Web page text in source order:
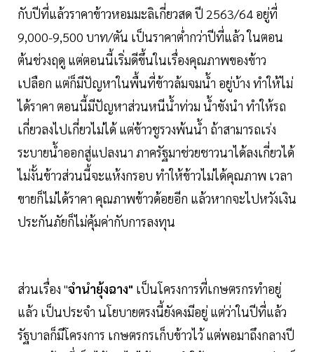
กับปีที่แล้วราคาข้าวหอมมะลิเกี่ยวสด ปี 2563/64 อยู่ที่
9,000-9,500 บาท/ตัน เป็นราคาต่ำกว่าปีที่แล้ว ในตอน
ต้นช่วงฤดู แต่ตอนนี้เริ่มดีขึ้นในเรื่องคุณภาพของข้าว
เปลือก แต่ก็มีปัญหาในพื้นที่ข้าวล้มจมน้ำ อยู่บ้าง ทำให้ไม่
ได้ราคา ตอนนี้มีปัญหาส่วนหนีน้ำท่วม น้ำขังนำ ทำให้รถ
เกี่ยวลงไปเกี่ยวไม่ได้ แต่ข้าวชูรวงพ้นน้ำ ถ้าสามารถเร่ง
ระบายน้ำออกสู่แปลงนา ภาครัฐมาช่วยชาวนาได้ลงเกี่ยวได้
ไม่งั้นข้าวส่วนนี้จะแห้งกรอบ ทำให้ข้าวไม่ได้คุณภาพ เวลา
ขายก็ไม่ได้ราคา คุณภาพข้าวด้อยอีก แล้วหากจะไปหวังเงิน
ประกันภัยก็ไม่คุ้มค่ากับการลงทุน
ส่วนเรื่อง "จำนำยุ้งฉาง" เป็นโครงการที่เกษตรกรทำอยู่
แล้ว เป็นประจำ นโยบายตรงนี้ยังคงมีอยู่ แต่ว่าในปีที่แล้ว
รัฐบาลก็มีโครงการ เกษตรกรเก็บข้าวไว้ แต่พอมาถึงกลางปี